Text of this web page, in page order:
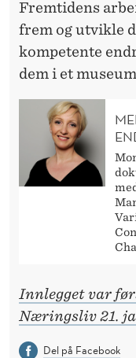
Fremtidens
frem og utvikle
kompetente
dem i et
Innlegget var
Næringsliv 21.
Del på Facebook